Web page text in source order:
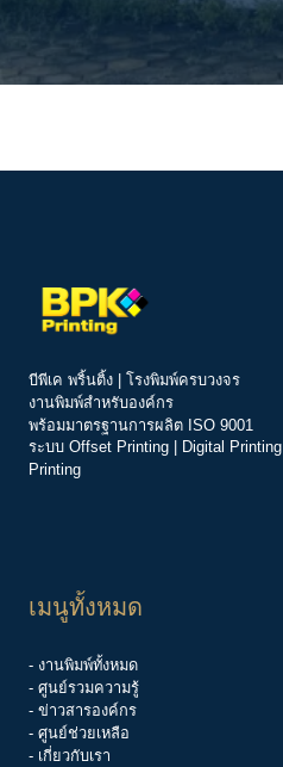
บีพีเค พริ้นติ้ง | โรงพิมพ์ครบวงจร
งานพิมพ์สำหรับองค์กร
พร้อมมาตรฐานการผลิต ISO 9001
ระบบ Offset Printing Digital Printing
Printing
เมนูทั้งหมด
- งานพิมพ์ทั้งหมด
- ศูนย์รวมความรู้
- ข่าวสารองค์กร
- ศูนย์ช่วยเหลือ
- เกี่ยวกับเรา